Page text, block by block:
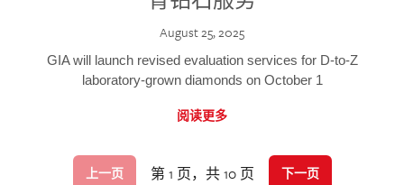
August 25, 2025
GIA will launch revised evaluation services for D-to-Z
laboratory-grown diamonds on October 1
阅读更多
上一页 第 1 页，共 10 页 下一页